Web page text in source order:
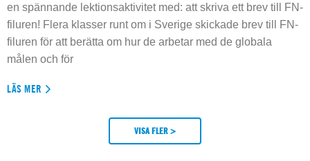
en spännande lektionsaktivitet med: att skriva ett brev till FN-
filuren! Flera klasser runt om i Sverige skickade brev till FN-
filuren för att berätta om hur de arbetar med de globala
målen och för
LÄS MER
VISA FLER >